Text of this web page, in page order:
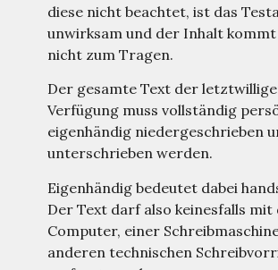
diese nicht beachtet, ist das
unwirksam und der Inhalt
nicht zum Tragen.
Der gesamte Text der
Verfügung muss vollständig
eigenhändig niedergeschrieben
unterschrieben werden.
Eigenhändig bedeutet dabei
Der Text darf also keinesfalls mit
Computer, einer
anderen technischen